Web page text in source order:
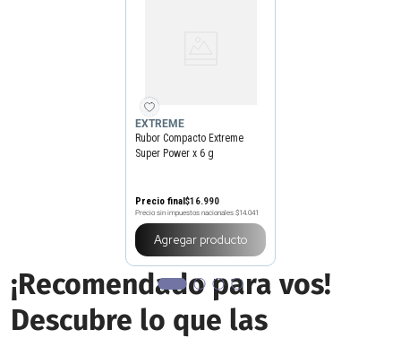
EXTREME
Rubor Compacto Extreme
Super Power x 6 g
Precio final$16.990
Precio sin impuestos nacionales $14.041
Agregar producto
¡Recomendado para vos!
Descubre lo que las